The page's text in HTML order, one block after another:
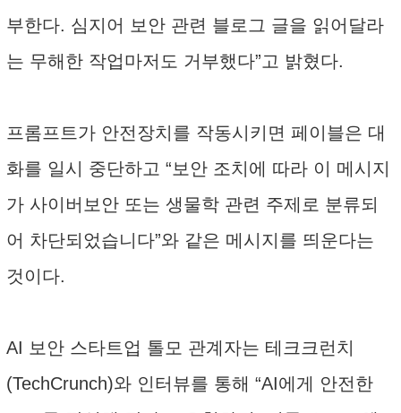
부한다. 심지어 보안 관련 블로그 글을 읽어달라
는 무해한 작업마저도 거부했다”고 밝혔다.
프롬프트가 안전장치를 작동시키면 페이블은 대
화를 일시 중단하고 “보안 조치에 따라 이 메시지
가 사이버보안 또는 생물학 관련 주제로 분류되
어 차단되었습니다”와 같은 메시지를 띄운다는
것이다.
AI 보안 스타트업 톨모 관계자는 테크크런치
(TechCrunch)와 인터뷰를 통해 “AI에게 안전한